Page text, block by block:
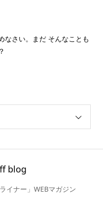
なさい。まだ そんなことも
blog
イナー」WEBマガジン